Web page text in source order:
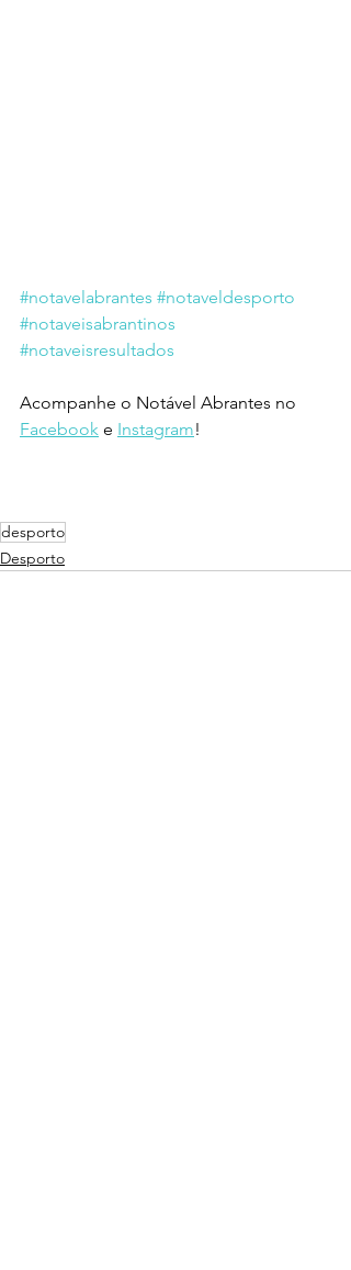
#notavelabrantes #notaveldesporto
#notaveisabrantinos
#notaveisresultados
Acompanhe o Notável Abrantes no
Facebook e Instagram!
desporto
Desporto